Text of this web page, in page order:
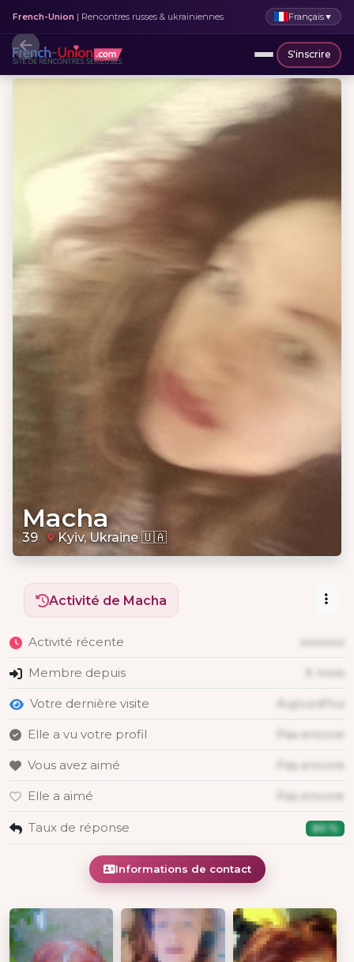
French-Union | Rencontres russes & ukrainiennes Français▼
S'inscrire
Macha
39 Kyiv, Ukraine 🇺🇦
Activité de Macha
Activité récente xxxxxxx
Membre depuis X mois
Votre dernière visite Aujourd'hui
Elle a vu votre profil Pas encore
Vous avez aimé Pas encore
Elle a aimé Pas encore
Taux de réponse 80 %
Informations de contact